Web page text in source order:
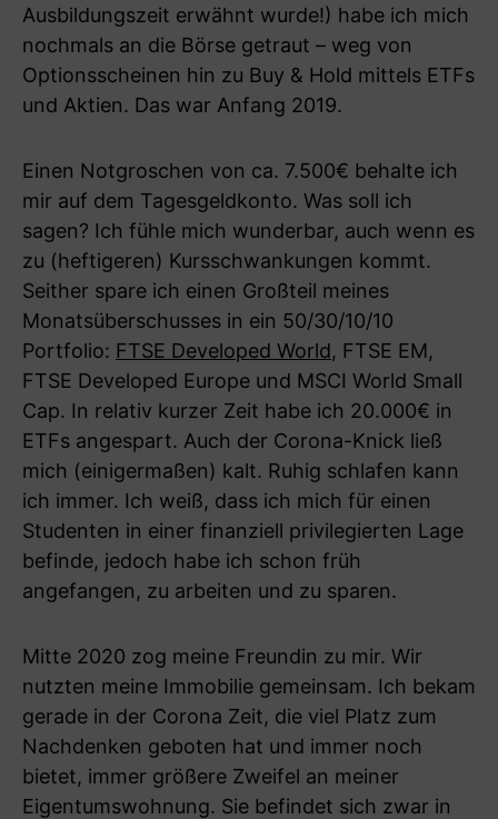
Ausbildungszeit erwähnt wurde!) habe ich mich
nochmals an die Börse getraut – weg von
Optionsscheinen hin zu Buy & Hold mittels ETFs
und Aktien. Das war Anfang 2019.
Einen Notgroschen von ca. 7.500€ behalte ich
mir auf dem Tagesgeldkonto. Was soll ich
sagen? Ich fühle mich wunderbar, auch wenn es
zu (heftigeren) Kursschwankungen kommt.
Seither spare ich einen Großteil meines
Monatsüberschusses in ein 50/30/10/10
Portfolio: FTSE Developed World, FTSE EM,
FTSE Developed Europe und MSCI World Small
Cap. In relativ kurzer Zeit habe ich 20.000€ in
ETFs angespart. Auch der Corona-Knick ließ
mich (einigermaßen) kalt. Ruhig schlafen kann
ich immer. Ich weiß, dass ich mich für einen
Studenten in einer finanziell privilegierten Lage
befinde, jedoch habe ich schon früh
angefangen, zu arbeiten und zu sparen.
Mitte 2020 zog meine Freundin zu mir. Wir
nutzten meine Immobilie gemeinsam. Ich bekam
gerade in der Corona Zeit, die viel Platz zum
Nachdenken geboten hat und immer noch
bietet, immer größere Zweifel an meiner
Eigentumswohnung. Sie befindet sich zwar in